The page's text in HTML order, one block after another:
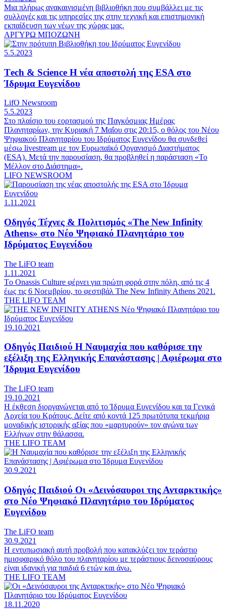
Μια πλήρως ανακαινισμένη βιβλιοθήκη που συμβάλλει με τις
συλλογές και τις υπηρεσίες της στην τεχνική και επιστημονική
εκπαίδευση των νέων της χώρας µας.
ΑΡΓΥΡΩ ΜΠΟΖΩΝΗ
5.5.2023
Τech & Science Η νέα αποστολή της ΕSA στο
Ίδρυμα Ευγενίδου
LifO Newsroom
5.5.2023
Στο πλαίσιο του εορτασμού της Παγκόσμιας Ημέρας
Πλανηταρίων, την Κυριακή 7 Μαΐου στις 20:15, ο θόλος του Νέου
Ψηφιακού Πλανηταρίου του Ιδρύματος Ευγενίδου θα συνδεθεί
μέσω livestream με τον Ευρωπαϊκό Οργανισμό Διαστήματος
(ΕSA). Μετά την παρουσίαση, θα προβληθεί η παράσταση «Το
Μέλλον στο Διάστημα».
LIFO NEWSROOM
1.11.2021
Οδηγός Τέχνες & Πολιτισμός «The New Infinity
Athens» στο Νέο Ψηφιακό Πλανητάριο του
Ιδρύματος Ευγενίδου
The LiFO team
1.11.2021
Tο Onassis Culture φέρνει για πρώτη φορά στην πόλη, από τις 4
έως τις 6 Νοεμβρίου, το φεστιβάλ The New Infinity Athens 2021.
THE LIFO TEAM
19.10.2021
Οδηγός Παιδιού Η Ναυμαχία που καθόρισε την
εξέλιξη της Ελληνικής Επανάστασης | Αφιέρωμα στο
Ίδρυμα Ευγενίδου
The LiFO team
19.10.2021
Η έκθεση διοργανώνεται από το Ίδρυμα Ευγενίδου και τα Γενικά
Αρχεία του Κράτους. Δείτε από κοντά 125 πρωτότυπα τεκμήρια
μοναδικής ιστορικής αξίας που «μαρτυρούν» τον αγώνα των
Ελλήνων στην θάλασσα.
THE LIFO TEAM
30.9.2021
Οδηγός Παιδιού Οι «Δεινόσαυροι της Ανταρκτικής»
στο Νέο Ψηφιακό Πλανητάριο του Ιδρύματος
Ευγενίδου
The LiFO team
30.9.2021
Η εντυπωσιακή αυτή προβολή που κατακλύζει τον τεράστιο
ημισφαιρικό θόλο του πλανηταρίου με τεράστιους δεινοσαύρους
είναι ιδανική για παιδιά 6 ετών και άνω.
THE LIFO TEAM
18.11.2020